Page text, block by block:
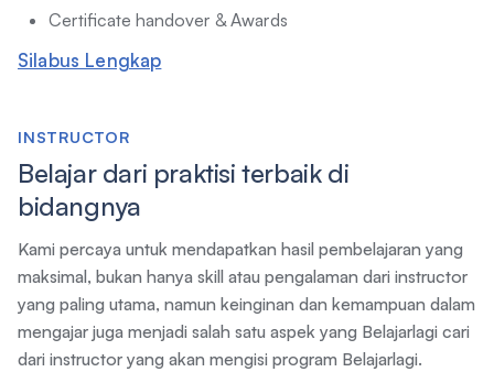
Certificate handover & Awards
Silabus Lengkap
INSTRUCTOR
Belajar dari praktisi terbaik di
bidangnya
Kami percaya untuk mendapatkan hasil pembelajaran yang
maksimal, bukan hanya skill atau pengalaman dari instructor
yang paling utama, namun keinginan dan kemampuan dalam
mengajar juga menjadi salah satu aspek yang Belajarlagi cari
dari instructor yang akan mengisi program Belajarlagi.